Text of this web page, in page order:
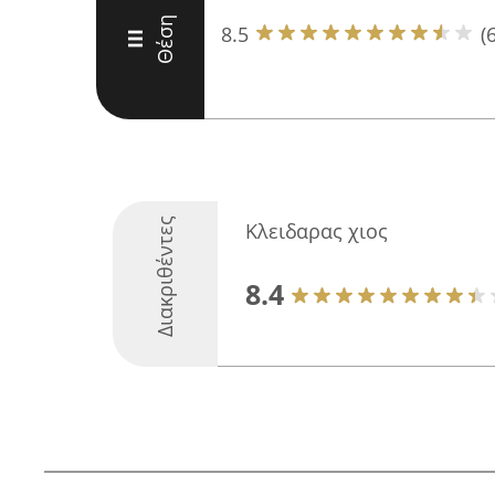
III Θέση
8.5
Διακριθέντες Κλειδαρας χιος
8.4